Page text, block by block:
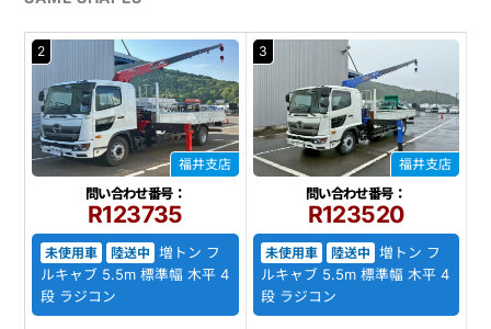
2
福井支店
問い合わせ番号：
R123735
未使用車 陸送中 増トン フ
ルキャブ 5.5m 標準幅 木平 4
段 ラジコン
3
福井支店
問い合わせ番号：
R123520
未使用車 陸送中 増トン フ
ルキャブ 5.5m 標準幅 木平 4
段 ラジコン